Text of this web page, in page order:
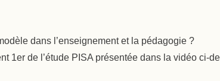
dans l’enseignement et la pédagogie ?
1er de l’étude PISA présentée dans la vidéo ci-